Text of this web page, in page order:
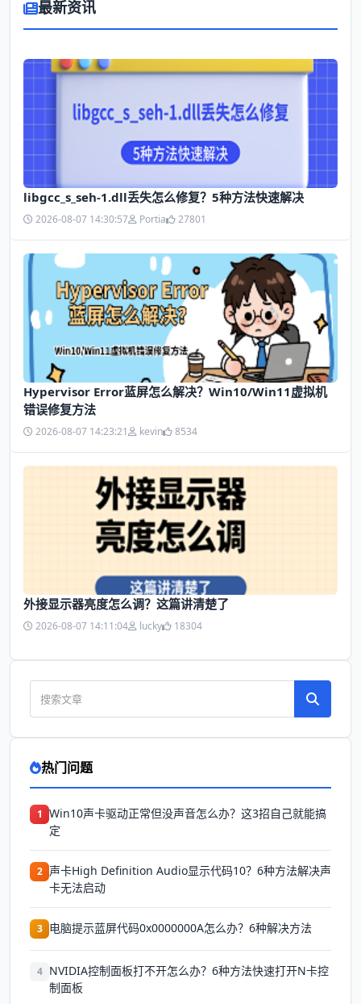
最新资讯
libgcc_s_seh-1.dll丢失怎么修复？5种方法快速解决
2026-08-07 14:30:57 Portia 27801
Hypervisor Error蓝屏怎么解决？Win10/Win11虚拟机
错误修复方法
2026-08-07 14:23:21 kevin 8534
外接显示器亮度怎么调？这篇讲清楚了
2026-08-07 14:11:04 lucky 18304
热门问题
1 Win10声卡驱动正常但没声音怎么办？这3招自己就能搞
定
2 声卡High Definition Audio显示代码10？6种方法解决声
卡无法启动
3 电脑提示蓝屏代码0x0000000A怎么办？6种解决方法
4 NVIDIA控制面板打不开怎么办？6种方法快速打开N卡控
制面板